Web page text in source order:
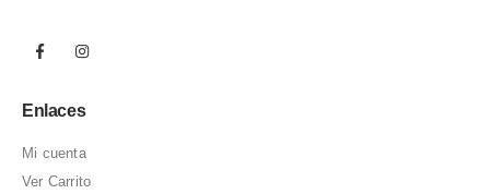
Enlaces
Mi cuenta
Ver Carrito